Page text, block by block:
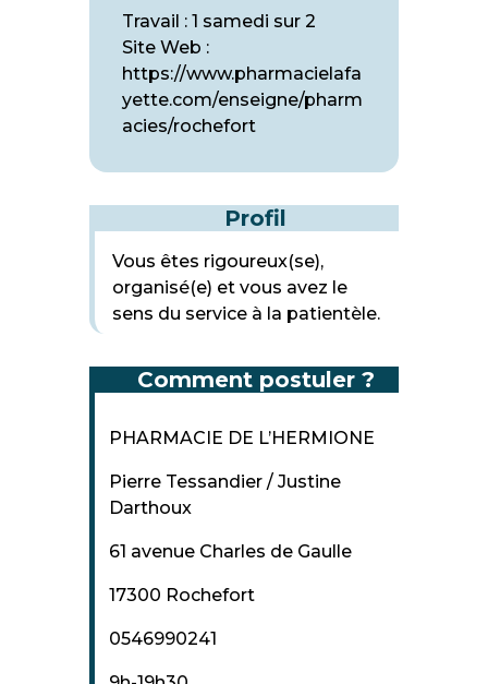
Travail : 1 samedi sur 2
Site Web :
https://www.pharmacielafa
yette.com/enseigne/pharm
acies/rochefort
Profil
Vous êtes rigoureux(se),
organisé(e) et vous avez le
sens du service à la patientèle.
Comment postuler ?
PHARMACIE DE L’HERMIONE
Pierre Tessandier / Justine
Darthoux
61 avenue Charles de Gaulle
17300 Rochefort
0546990241